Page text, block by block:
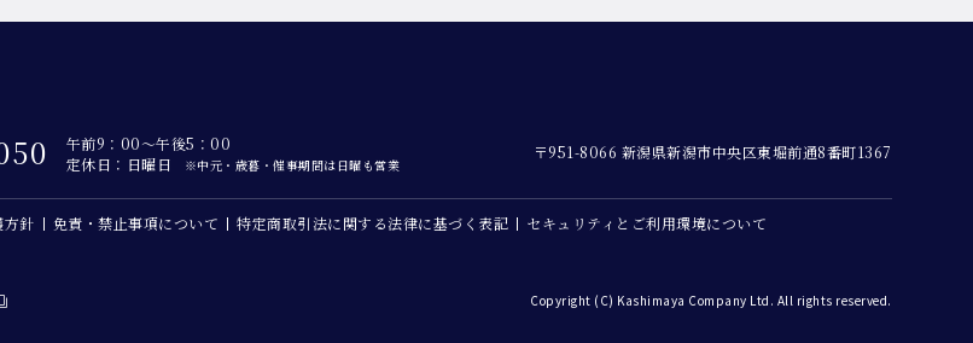
午前9：00～午後5：00
定休日：日曜日
※中元・歳暮・催事期間は日曜も営業
〒951-8066 新潟県新潟市中央区東堀前通8番町1367
方針 免責・禁止事項について 特定商取引法に関する法律に基づく表記 セキュリティとご利用環境について
Copyright (C) Kashimaya Company Ltd. All rights reserved.